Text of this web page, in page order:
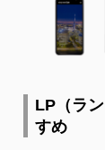
LP（ラ
すめ